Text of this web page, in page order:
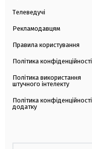
Телеведучі
Рекламодавцям
Правила користування
Політика конфіденційності
Політика використання
штучного інтелекту
Політика конфіденційності
додатку